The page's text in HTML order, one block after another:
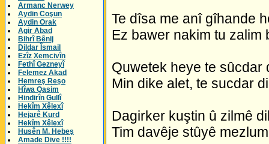
Armanc Nerwey
Aydin Coşun
Aydin Orak
Agir Abad
Bihrî Bênij
Dildar Îsmail
Ezîz Xemcivîn
Fethî Gezneyî
Felemez Akad
Hemreş Reşo
Hîwa Qasim
Hindirîn Gullî
Hekîm Xêlexî
Hejarê Kurd
Hekîm Xêlexî
Husên M. Hebeş
Amade Dive !!!!
Te dîsa me anî gîhande
Ez bawer nakim tu zalim
Quwetek heye te sûcdar
Min dike alet, te sucdar
Dagirker kuştin û zilmê
Tim davêje stûyê